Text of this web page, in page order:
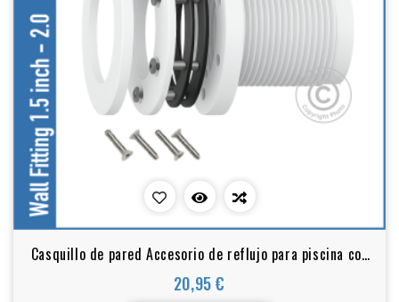
Casquillo de pared Accesorio de reflujo para piscina con
revestimiento de vinilo
20,95 €
Precio